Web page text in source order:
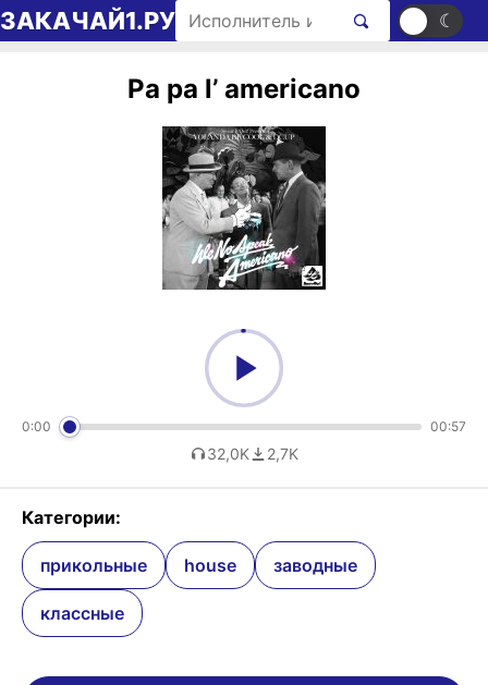
Перейти к содержимому
ЗАКАЧАЙ1.РУ Поиск рингтонов ☀ ☾
Pa pa l’ americano
0:00 00:57
32,0K 2,7K
Категории:
прикольные house заводные
классные